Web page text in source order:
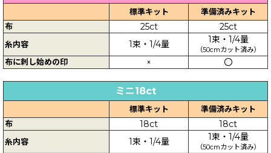
標準キット
準備済みキット
布
25ct 25ct
糸内容 1束・1/4量 1束・1/4量
（50cmカット済み）
布に刺し始めの印 × 〇
ミニ18ct
標準キット
準備済みキット
布
18ct 18ct
糸内容 1束・1/4量 1束・1/4量
（50cmカット済み）